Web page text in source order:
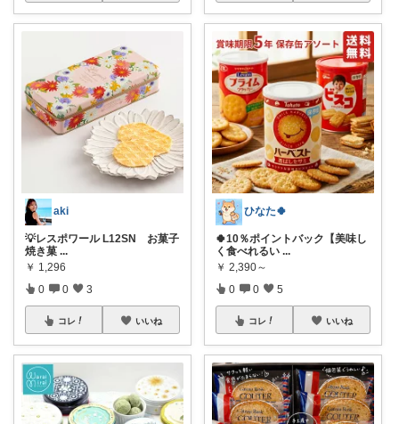
aki
💡レスポワール L12SN お菓子
焼き菓 ...
￥ 1,296
0 0 3
コレ いいね
ひなた🍀
🍀10％ポイントバック【美味し
く食べれるい ...
￥ 2,390～
0 0 5
コレ いいね